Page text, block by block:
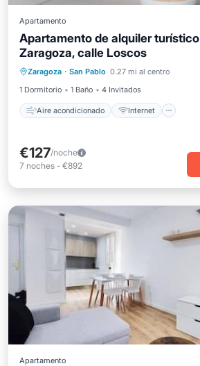
Apartamento
Apartamento de alquiler
Zaragoza, calle Loscos
Zaragoza · San Pablo 0.27 mi al centro
1 Dormitorio
1 Baño 4 Invitados
Aire acondicionado Internet
Aire acondicionado
Apto para niños
Lavandería
€127/noche
7 noches - €892
Apartamento